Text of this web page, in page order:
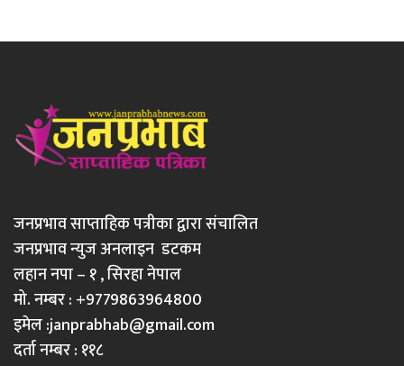
जनप्रभाव साप्ताहिक पत्रीका द्वारा संचालित
जनप्रभाव न्युज अनलाइन डटकम
लहान नपा – १ , सिरहा नेपाल
मो. नम्बर : +9779863964800
इमेल :janprabhab@gmail.com
दर्ता नम्बर : ११८